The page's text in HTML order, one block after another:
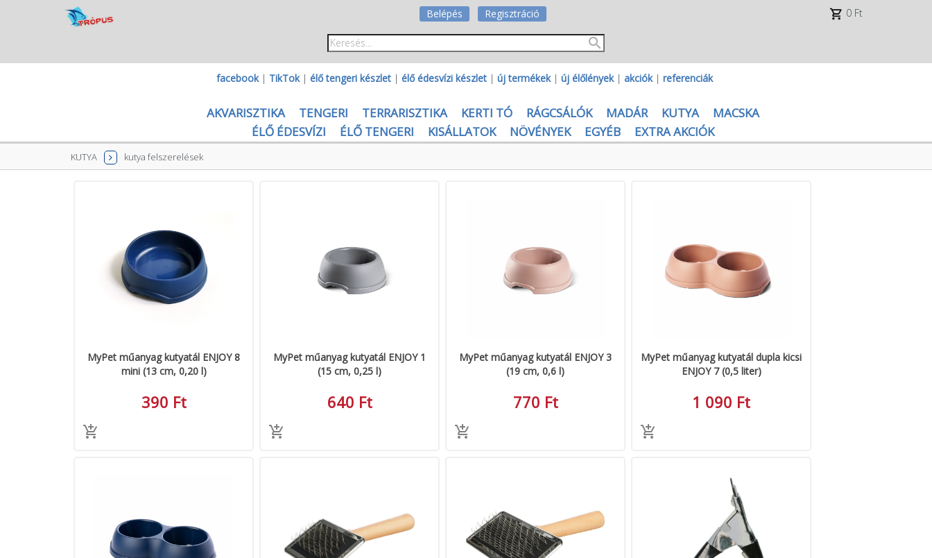
Belépés Regisztráció 0 Ft
facebook| TikTok| élő tengeri készlet | élő édesvízi készlet | új termékek| új élőlények| akciók| referenciák
AKVARISZTIKA TENGERI TERRARISZTIKA KERTI TÓ RÁGCSÁLÓK MADÁR KUTYA
MACSKA
ÉLŐ ÉDESVÍZI
ÉLŐ TENGERI KISÁLLATOK NÖVÉNYEK EGYÉB EXTRA AKCIÓK
KUTYA kutya felszerelések
MyPet műanyag kutyatál ENJOY 8
mini (13 cm, 0,20 l)
390 Ft
MyPet műanyag kutyatál ENJOY 1
(15 cm, 0,25 l)
640 Ft
MyPet műanyag kutyatál ENJOY 3
(19 cm, 0,6 l)
770 Ft
MyPet műanyag kutyatál dupla kicsi
ENJOY 7 (0,5 liter)
1 090 Ft